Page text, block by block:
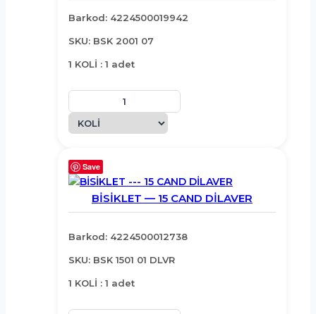
Barkod: 4224500019942
SKU: BSK 2001 07
1 KOLİ : 1 adet
Save
BİSİKLET — 15 CAND DİLAVER
Barkod: 4224500012738
SKU: BSK 1501 01 DLVR
1 KOLİ : 1 adet